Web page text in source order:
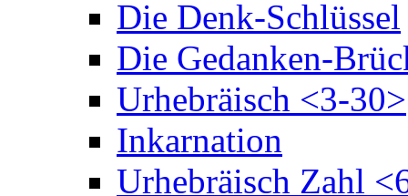
Die Denk-Schlüssel
Die Gedanken-
Urhebräisch <3-30>
Inkarnation
Urhebräisch Zahl